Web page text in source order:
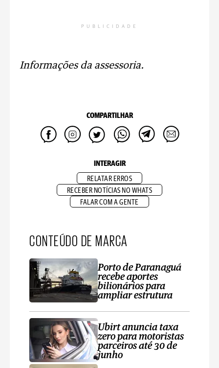
PUBLICIDADE
Informações da assessoria.
COMPARTILHAR
INTERAGIR
RELATAR ERROS
RECEBER NOTÍCIAS NO WHATS
FALAR COM A GENTE
CONTEÚDO DE MARCA
Porto de Paranaguá
recebe aportes
bilionários para
ampliar estrutura
Ubirt anuncia taxa
zero para motoristas
parceiros até 30 de
junho